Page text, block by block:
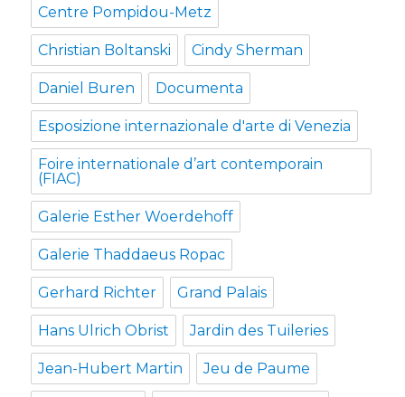
Centre Pompidou-Metz
Christian Boltanski Cindy Sherman
Daniel Buren Documenta
Esposizione internazionale d'arte di Venezia
Foire internationale d’art contemporain
(FIAC)
Galerie Esther Woerdehoff
Galerie Thaddaeus Ropac
Gerhard Richter Grand Palais
Hans Ulrich Obrist Jardin des Tuileries
Jean-Hubert Martin Jeu de Paume